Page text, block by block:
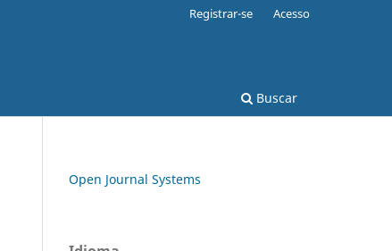
Buscar
Registrar-se Acesso
Open Journal Systems